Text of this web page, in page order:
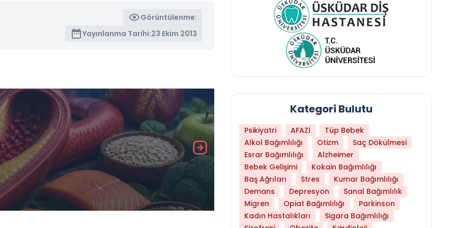
Görüntülenme:
Yayınlanma Tarihi:23 Ekim 2013
Daha Az Protein Tüketmek Yaşlanmayı
Kategori Bulutu
Psikiyatri AFAZİ
Tüp Bebek
Alkol Bağımlılığı
Otizm
Saç Dökülmesi
Esrar Bağımlılığı
Alzheimer
Bebek Gelişimi
Kokain Bağımlılığı
Baş Ağrıları
Stres
Kumar Bağımlılığı
Demans
Depresyon
Sanal Bağımlılık
Migren
Opiat Bağımlılığı
Parkinson
Kadın Hastalıkları
Sigara Bağımlılığı